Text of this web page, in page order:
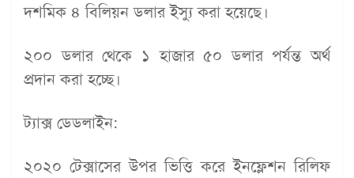
দশমিক ৪ বিলিয়ন ডলার ইস্যু করা হয়েছে।
২০০ ডলার থেকে ১ হাজার ৫০ ডলার পর্যন্ত অর্থ
প্রদান করা হচ্ছে।
ট্যাক্স ডেডলাইন:
২০২০ টেক্সাসের উপর ভিত্তি করে ইনফ্লেশন রিলিফ